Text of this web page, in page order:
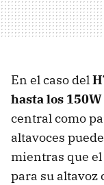
En el caso del
hasta los 150W
central como
altavoces
mientras que el
para su altavoz